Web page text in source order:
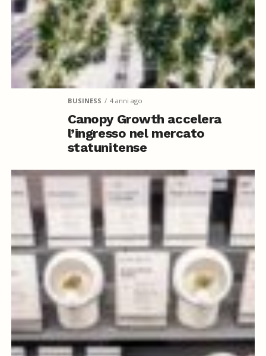
BUSINESS 4 anni ago
Canopy Growth accelera
l’ingresso nel mercato
statunitense